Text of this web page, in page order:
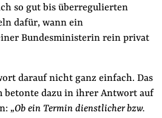
so gut bis überregulierten
dafür, wann ein
Bundesministerin rein privat
darauf nicht ganz einfach. Das
dazu in ihrer Antwort auf
„Ob ein Termin dienstlicher bzw.